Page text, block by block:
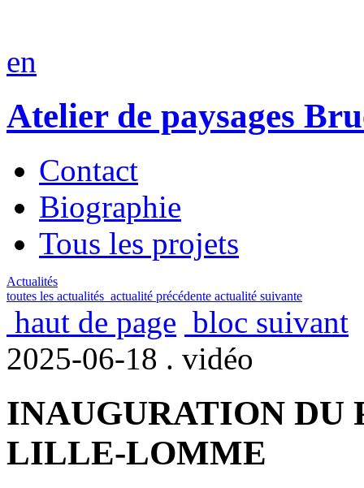
en
Atelier de paysages
Contact
Biographie
Tous les projets
Actualités
toutes les actualités actualité précédente actualité suivante
haut de page bloc suivant
2025-06-18 . vidéo
INAUGURATION DU
LILLE-LOMME